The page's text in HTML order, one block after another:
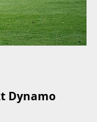
Dynamo